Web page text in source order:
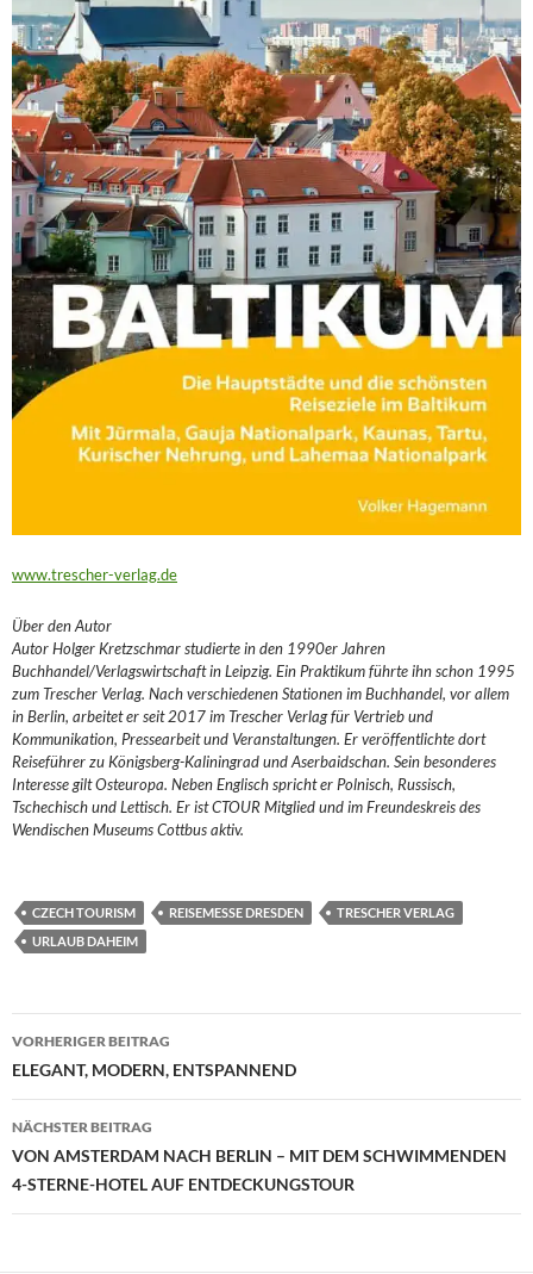
www.trescher-verlag.de
Über den Autor
Autor Holger Kretzschmar studierte in den 1990er Jahren
Buchhandel/Verlagswirtschaft in Leipzig. Ein Praktikum führte ihn schon 1995
zum Trescher Verlag. Nach verschiedenen Stationen im Buchhandel, vor allem
in Berlin, arbeitet er seit 2017 im Trescher Verlag für Vertrieb und
Kommunikation, Pressearbeit und Veranstaltungen. Er veröffentlichte dort
Reiseführer zu Königsberg-Kaliningrad und Aserbaidschan. Sein besonderes
Interesse gilt Osteuropa. Neben Englisch spricht er Polnisch, Russisch,
Tschechisch und Lettisch. Er ist CTOUR Mitglied und im Freundeskreis des
Wendischen Museums Cottbus aktiv.
CZECH TOURISM REISEMESSE DRESDEN
TRESCHER VERLAG
URLAUB DAHEIM
Beitragsnavigation
VORHERIGER BEITRAG
ELEGANT, MODERN, ENTSPANNEND
NÄCHSTER BEITRAG
VON AMSTERDAM NACH BERLIN – MIT DEM SCHWIMMENDEN
4-STERNE-HOTEL AUF ENTDECKUNGSTOUR